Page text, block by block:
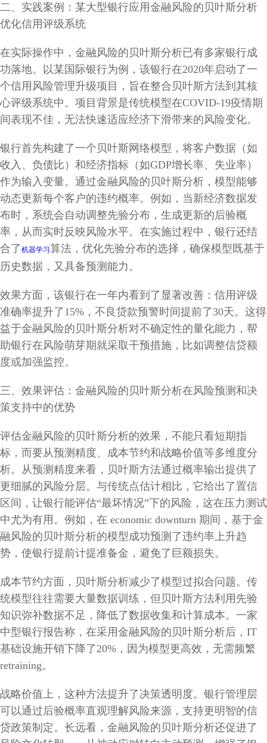
二、实践案例：某大型银行应用金融风险的贝叶斯分析
优化信用评级系统
在实际操作中，金融风险的贝叶斯分析已有多家银行成
功落地。以某国际银行为例，该银行在2020年启动了一
个信用风险管理升级项目，旨在整合贝叶斯方法到其核
心评级系统中。项目背景是传统模型在COVID-19疫情期
间表现不佳，无法快速适应经济下滑带来的风险变化。
银行首先构建了一个贝叶斯网络模型，将客户数据（如
收入、负债比）和经济指标（如GDP增长率、失业率）
作为输入变量。通过金融风险的贝叶斯分析，模型能够
动态更新每个客户的违约概率。例如，当新经济数据发
布时，系统会自动调整先验分布，生成更新的后验概
率，从而实时反映风险水平。在实施过程中，银行还结
合了机器学习算法，优化先验分布的选择，确保模型既基于
历史数据，又具备预测能力。
效果方面，该银行在一年内看到了显著改善：信用评级
准确率提升了15%，不良贷款预警时间提前了30天。这得
益于金融风险的贝叶斯分析对不确定性的量化能力，帮
助银行在风险萌芽期就采取干预措施，比如调整信贷额
度或加强监控。
三、效果评估：金融风险的贝叶斯分析在风险预测和决
策支持中的优势
评估金融风险的贝叶斯分析的效果，不能只看短期指
标，而要从预测精度、成本节约和战略价值等多维度分
析。从预测精度来看，贝叶斯方法通过概率输出提供了
更细腻的风险分层。与传统点估计相比，它给出了置信
区间，让银行能评估“最坏情况”下的风险，这在压力测试
中尤为有用。例如，在 economic downturn 期间，基于金
融风险的贝叶斯分析的模型成功预测了违约率上升趋
势，使银行提前计提准备金，避免了巨额损失。
成本节约方面，贝叶斯分析减少了模型过拟合问题。传
统模型往往需要大量数据训练，但贝叶斯方法利用先验
知识弥补数据不足，降低了数据收集和计算成本。一家
中型银行报告称，在采用金融风险的贝叶斯分析后，IT
基础设施开销下降了20%，因为模型更高效，无需频繁
retraining。
战略价值上，这种方法提升了决策透明度。银行管理层
可以通过后验概率直观理解风险来源，支持更明智的信
贷政策制定。长远看，金融风险的贝叶斯分析还促进了